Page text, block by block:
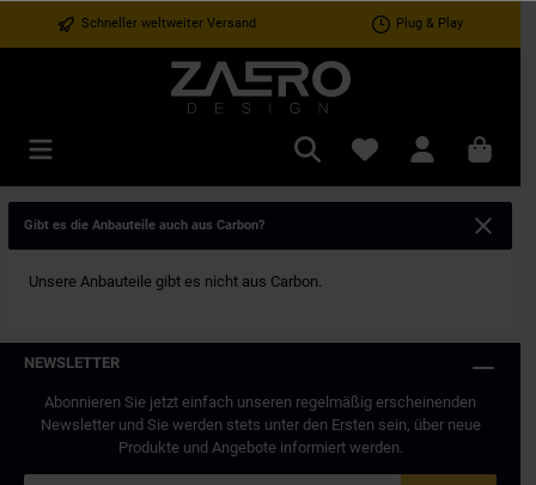
Schneller weltweiter Versand Plug & Play
Gibt es die Anbauteile auch aus Carbon?
Unsere Anbauteile gibt es nicht aus Carbon.
NEWSLETTER
Abonnieren Sie jetzt einfach unseren regelmäßig erscheinenden
Newsletter und Sie werden stets unter den Ersten sein, über neue
Produkte und Angebote informiert werden.